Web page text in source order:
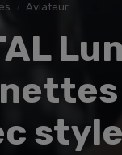
Aviateur
style